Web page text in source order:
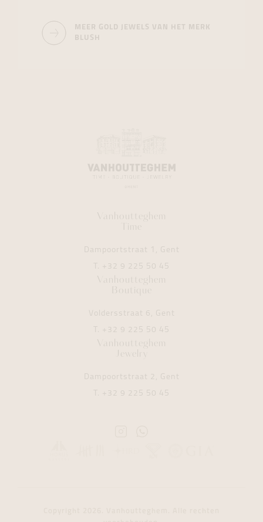
MEER GOLD JEWELS VAN HET MERK
BLUSH
Vanhoutteghem
Time
Dampoortstraat 1, Gent
T. +32 9 225 50 45
Vanhoutteghem
Boutique
Voldersstraat 6, Gent
T. +32 9 225 50 45
Vanhoutteghem
Jewelry
Dampoortstraat 2, Gent
T. +32 9 225 50 45